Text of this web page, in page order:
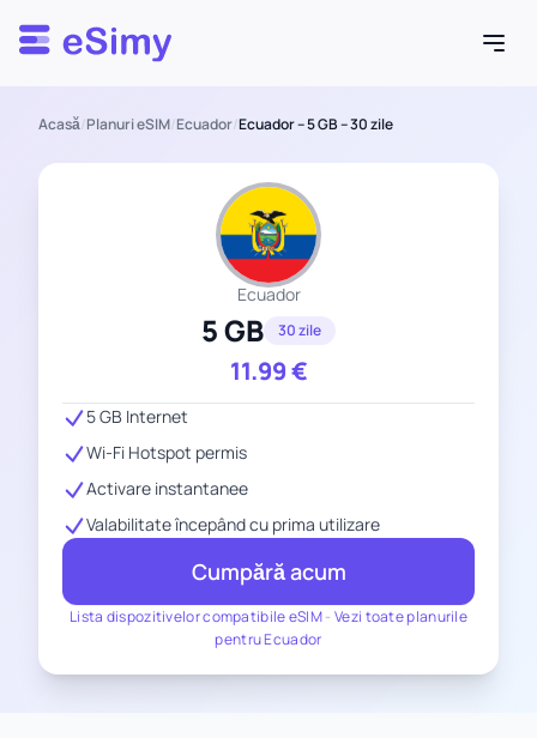
Esimy
Acasă/Planuri eSIM/Ecuador/Ecuador – 5 GB – 30 zile
Ecuador
5 GB 30 zile
11.99€
Lista dispozitivelor compatibile eSIM- Vezi toate planurile
pentru Ecuador
5 GB Internet
Wi-Fi Hotspot permis
Activare instantanee
Valabilitate începând cu prima utilizare
Cumpără acum